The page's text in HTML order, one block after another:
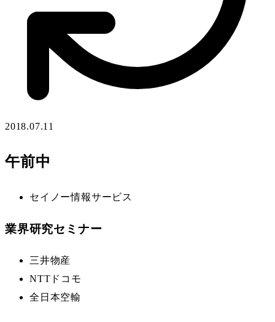
2018.07.11
午前中
セイノー情報サービス
業界研究セミナー
三井物産
NTTドコモ
全日本空輸